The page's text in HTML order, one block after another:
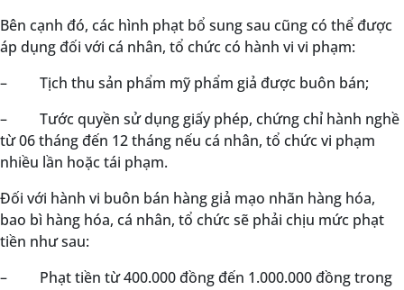
Bên cạnh đó, các hình phạt bổ sung sau cũng có thể được
áp dụng đối với cá nhân, tổ chức có hành vi vi phạm:
–
Tịch thu sản phẩm mỹ phẩm giả được buôn bán;
–
Tước quyền sử dụng giấy phép, chứng chỉ hành nghề
từ 06 tháng đến 12 tháng nếu cá nhân, tổ chức vi phạm
nhiều lần hoặc tái phạm.
Đối với hành vi buôn bán hàng giả mạo nhãn hàng hóa,
bao bì hàng hóa, cá nhân, tổ chức sẽ phải chịu mức phạt
tiền như sau:
–
Phạt tiền từ 400.000 đồng đến 1.000.000 đồng trong